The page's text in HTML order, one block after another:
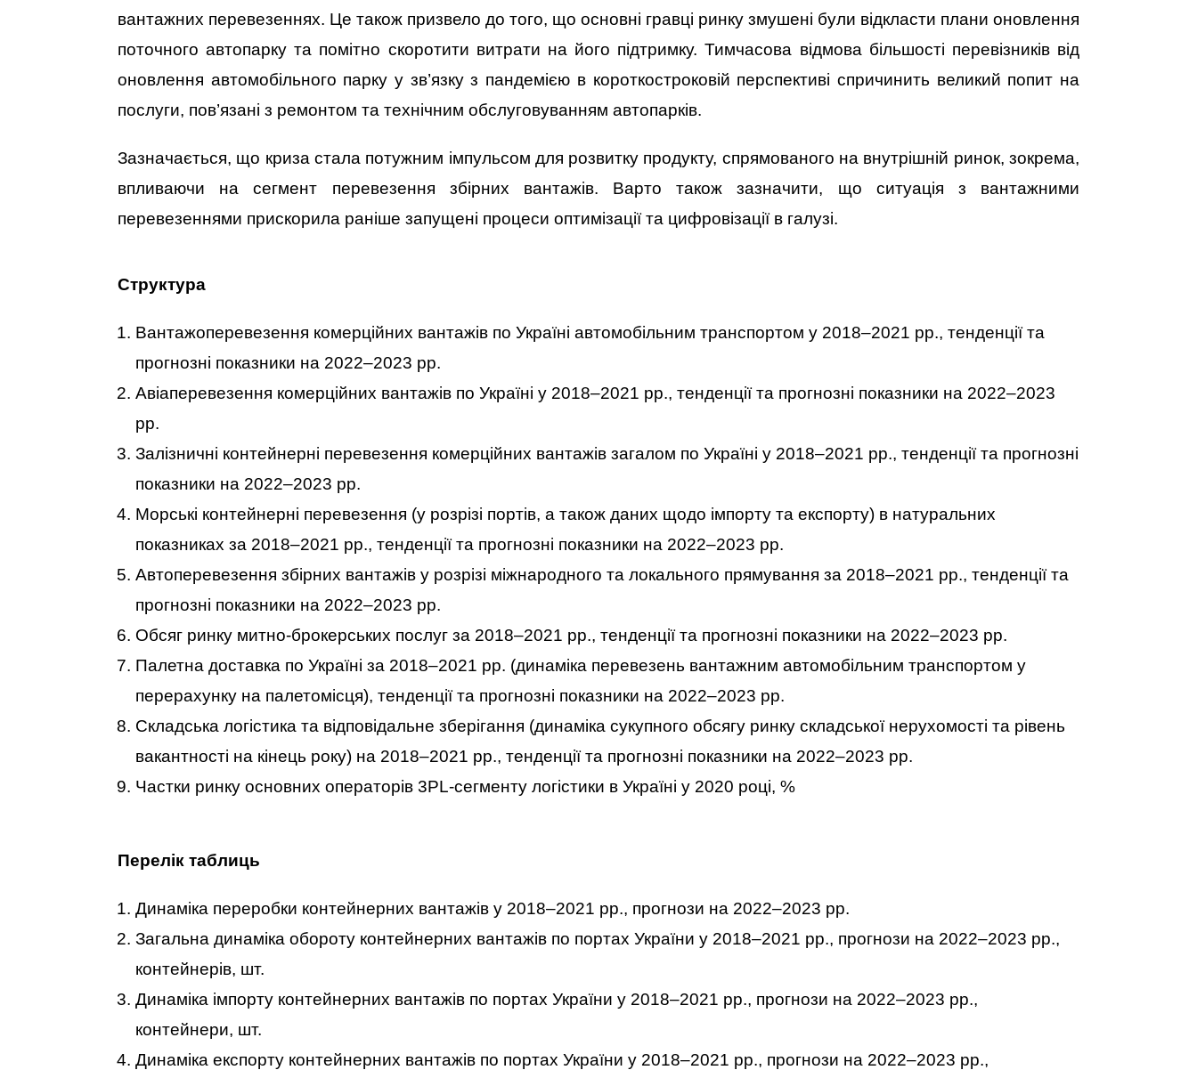
вантажних перевезеннях. Це також призвело до того, що основні гравці ринку змушені були відкласти плани оновлення
поточного автопарку та помітно скоротити витрати на його підтримку. Тимчасова відмова більшості перевізників від
оновлення автомобільного парку у зв’язку з пандемією в короткостроковій перспективі спричинить великий попит на
послуги, пов’язані з ремонтом та технічним обслуговуванням автопарків.
Зазначається, що криза стала потужним імпульсом для розвитку продукту, спрямованого на внутрішній ринок, зокрема,
впливаючи на сегмент перевезення збірних вантажів. Варто також зазначити, що ситуація з вантажними
перевезеннями прискорила раніше запущені процеси оптимізації та цифровізації в галузі.
Структура
Вантажоперевезення комерційних вантажів по Україні автомобільним транспортом у 2018–2021 рр., тенденції та
прогнозні показники на 2022–2023 рр.
Авіаперевезення комерційних вантажів по Україні у 2018–2021 рр., тенденції та прогнозні показники на 2022–2023
рр.
Залізничні контейнерні перевезення комерційних вантажів загалом по Україні у 2018–2021 рр., тенденції та прогнозні
показники на 2022–2023 рр.
Морські контейнерні перевезення (у розрізі портів, а також даних щодо імпорту та експорту) в натуральних
показниках за 2018–2021 рр., тенденції та прогнозні показники на 2022–2023 рр.
Автоперевезення збірних вантажів у розрізі міжнародного та локального прямування за 2018–2021 рр., тенденції та
прогнозні показники на 2022–2023 рр.
Обсяг ринку митно-брокерських послуг за 2018–2021 рр., тенденції та прогнозні показники на 2022–2023 рр.
Палетна доставка по Україні за 2018–2021 рр. (динаміка перевезень вантажним автомобільним транспортом у
перерахунку на палетомісця), тенденції та прогнозні показники на 2022–2023 рр.
Складська логістика та відповідальне зберігання (динаміка сукупного обсягу ринку складської нерухомості та рівень
вакантності на кінець року) на 2018–2021 рр., тенденції та прогнозні показники на 2022–2023 рр.
Частки ринку основних операторів 3PL-сегменту логістики в Україні у 2020 році, %
Перелік таблиць
Динаміка переробки контейнерних вантажів у 2018–2021 рр., прогнози на 2022–2023 рр.
Загальна динаміка обороту контейнерних вантажів по портах України у 2018–2021 рр., прогнози на 2022–2023 рр.,
контейнерів, шт.
Динаміка імпорту контейнерних вантажів по портах України у 2018–2021 рр., прогнози на 2022–2023 рр.,
контейнери, шт.
Динаміка експорту контейнерних вантажів по портах України у 2018–2021 рр., прогнози на 2022–2023 рр.,